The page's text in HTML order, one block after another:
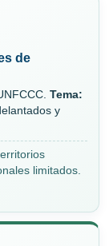
de
Tema:
y
limitados.